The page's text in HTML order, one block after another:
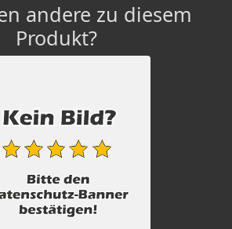
andere zu diesem
Produkt?